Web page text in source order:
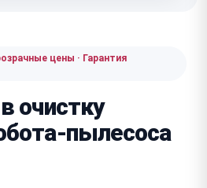
цены · Гарантия
очистку
пылесоса